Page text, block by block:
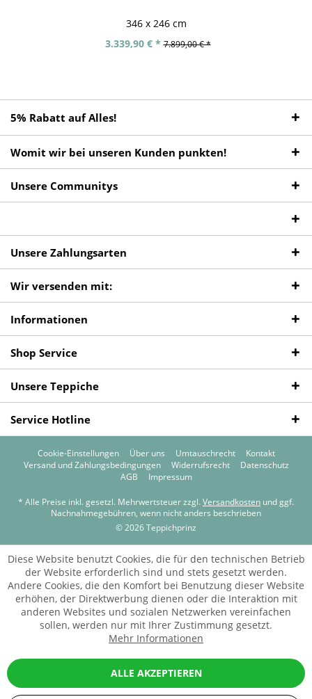
346 x 246 cm
3.339,90 € * 7.899,00 € *
5% Rabatt auf Alles!
Womit wir bei unseren Kunden punkten!
Unsere Communitys
Unsere Zahlungsarten
Wir versenden mit:
Informationen
Shop Service
Unsere Teppiche
Service Hotline
Cookie-Einstellungen Über uns Umtauschrecht
Kontakt
Versand und Zahlungsbedingungen
Widerrufsrecht
Datenschutz
AGB
Impressum
* Alle Preise inkl. gesetzl. Mehrwertsteuer zzgl. Versandkosten und ggf.
Nachnahmegebühren, wenn nicht anders beschrieben
© 2026 Teppichprinz
Diese Website benutzt Cookies, die für den technischen Betrieb
der Website erforderlich sind und stets gesetzt werden.
Andere Cookies, die den Komfort bei Benutzung dieser Website
erhöhen, der Direktwerbung dienen oder die Interaktion mit
anderen Websites und sozialen Netzwerken vereinfachen
sollen, werden nur mit Ihrer Zustimmung gesetzt.
Mehr Informationen
ALLE AKZEPTIEREN